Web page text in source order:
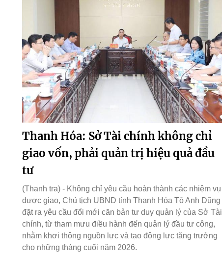
Thanh Hóa: Sở Tài chính không chỉ
giao vốn, phải quản trị hiệu quả đầu
tư
(Thanh tra) - Không chỉ yêu cầu hoàn thành các nhiệm vụ
được giao, Chủ tịch UBND tỉnh Thanh Hóa Tô Anh Dũng
đặt ra yêu cầu đổi mới căn bản tư duy quản lý của Sở Tài
chính, từ tham mưu điều hành đến quản lý đầu tư công,
nhằm khơi thông nguồn lực và tạo động lực tăng trưởng
cho những tháng cuối năm 2026.